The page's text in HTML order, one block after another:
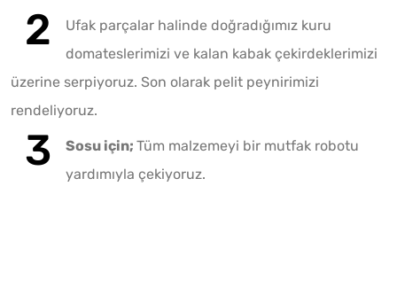
Ufak parçalar halinde doğradığımız kuru
domateslerimizi ve kalan kabak çekirdeklerimizi
üzerine serpiyoruz. Son olarak pelit peynirimizi
rendeliyoruz.
Sosu için; Tüm malzemeyi bir mutfak robotu
yardımıyla çekiyoruz.